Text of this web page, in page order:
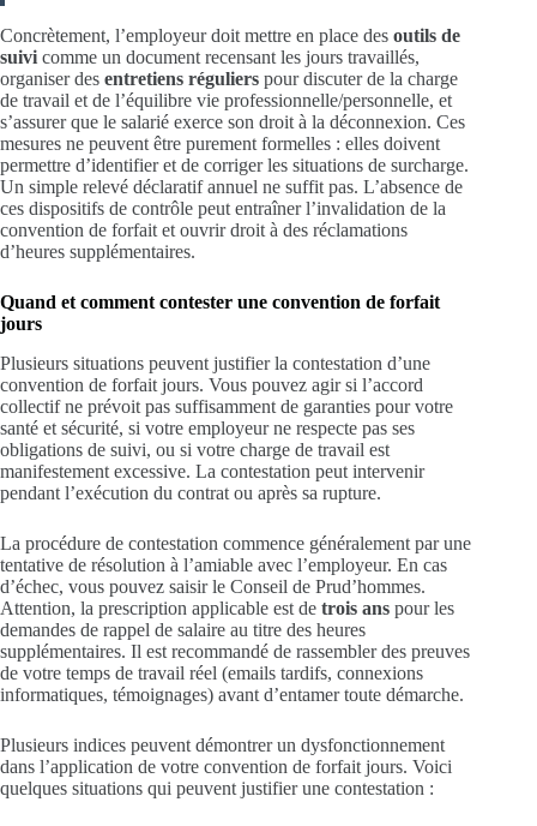
Concrètement, l’employeur doit mettre en place des outils de
suivi comme un document recensant les jours travaillés,
organiser des entretiens réguliers pour discuter de la charge
de travail et de l’équilibre vie professionnelle/personnelle, et
s’assurer que le salarié exerce son droit à la déconnexion. Ces
mesures ne peuvent être purement formelles : elles doivent
permettre d’identifier et de corriger les situations de surcharge.
Un simple relevé déclaratif annuel ne suffit pas. L’absence de
ces dispositifs de contrôle peut entraîner l’invalidation de la
convention de forfait et ouvrir droit à des réclamations
d’heures supplémentaires.
Quand et comment contester une convention de forfait
jours
Plusieurs situations peuvent justifier la contestation d’une
convention de forfait jours. Vous pouvez agir si l’accord
collectif ne prévoit pas suffisamment de garanties pour votre
santé et sécurité, si votre employeur ne respecte pas ses
obligations de suivi, ou si votre charge de travail est
manifestement excessive. La contestation peut intervenir
pendant l’exécution du contrat ou après sa rupture.
La procédure de contestation commence généralement par une
tentative de résolution à l’amiable avec l’employeur. En cas
d’échec, vous pouvez saisir le Conseil de Prud’hommes.
Attention, la prescription applicable est de trois ans pour les
demandes de rappel de salaire au titre des heures
supplémentaires. Il est recommandé de rassembler des preuves
de votre temps de travail réel (emails tardifs, connexions
informatiques, témoignages) avant d’entamer toute démarche.
Plusieurs indices peuvent démontrer un dysfonctionnement
dans l’application de votre convention de forfait jours. Voici
quelques situations qui peuvent justifier une contestation :